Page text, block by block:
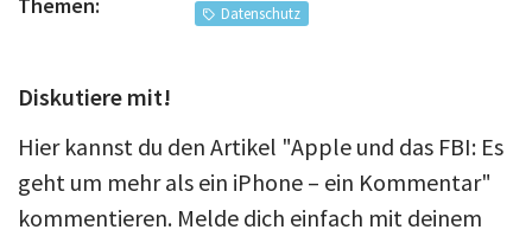
Datenschutz
Diskutiere mit!
Hier kannst du den Artikel "Apple und das FBI: Es
geht um mehr als ein iPhone – ein Kommentar"
kommentieren. Melde dich einfach mit deinem